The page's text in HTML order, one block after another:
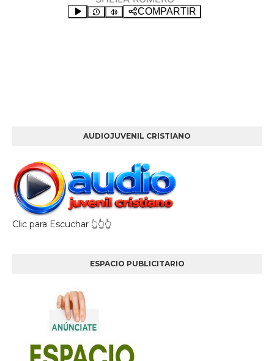
AUDIOJUVENIL CRISTIANO
Clic para Escuchar 👆👆👆
ESPACIO PUBLICITARIO